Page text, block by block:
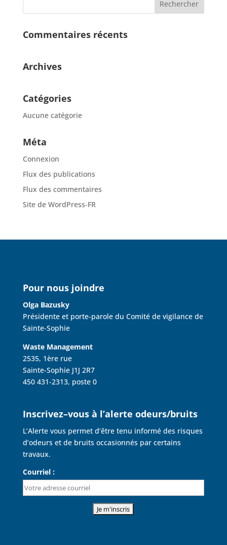
Commentaires récents
Archives
Catégories
Aucune catégorie
Méta
Connexion
Flux des publications
Flux des commentaires
Site de WordPress-FR
Pour nous joindre
Olga Bazusky
Présidente et porte-parole du Comité de vigilance de
Sainte-Sophie
Waste Management
2535, 1ère rue
Sainte-Sophie J1J 2R7
450 431-2313, poste 0
Inscrivez–vous à l’alerte odeurs/bruits
L’Alerte vous permet d’être tenu informé des risques
d’odeurs et de bruits occasionnés par certains
travaux.
Courriel :